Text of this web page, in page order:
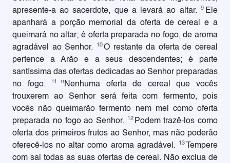
apresente-a ao sacerdote, que a levará ao altar.
9 Ele
apanhará a porção memorial da oferta de cereal e a
queimará no altar; é oferta preparada no fogo, de aroma
agradável ao Senhor.
10 O restante da oferta de cereal
pertence a Arão e a seus descendentes; é parte
santíssima das ofertas dedicadas ao Senhor preparadas
no fogo.
11
"Nenhuma oferta de cereal que vocês
trouxerem ao Senhor será feita com fermento, pois
vocês não queimarão fermento nem mel como oferta
preparada no fogo ao Senhor.
12 Podem trazê-los como
oferta dos primeiros frutos ao Senhor, mas não poderão
oferecê-los no altar como aroma agradável.
13
Tempere
com sal todas as suas ofertas de cereal. Não exclua de